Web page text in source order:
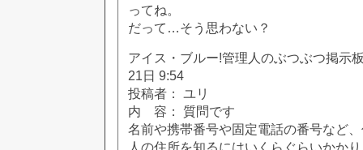
ってね。
だって…そう思わない？
アイス・ブルー!管理人のぶつぶつ掲示
21日 9:54
投稿者： ユリ
内 容： 質問です
名前や携帯番号や固定電話の番号など
人の住所を知るにはいくらぐらいかか